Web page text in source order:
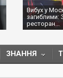
Вибух у
загиблими:
ресторан...
ЗНАННЯ